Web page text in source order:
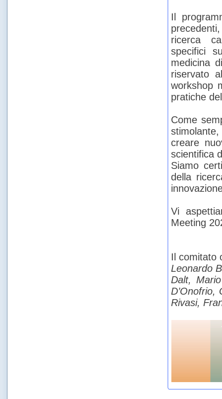
Il
ricerca
specifici
medicina
riservato
workshop
pratiche
Come
creare
scientifica
Siamo
della
Vi
Meeting
Il comitato
Leonardo
Dalt,
D’Onofrio,
Rivasi,